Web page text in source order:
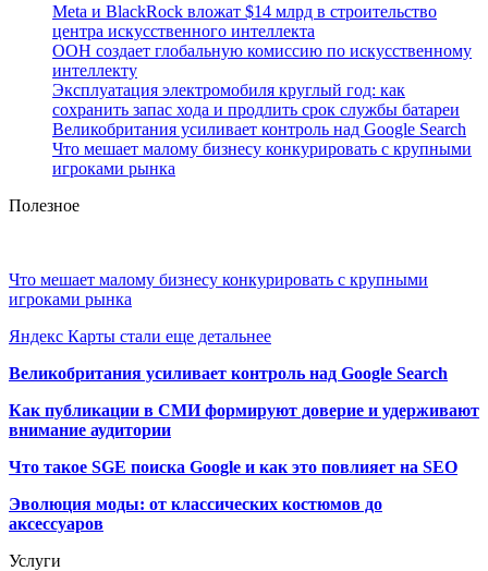
Meta и BlackRock вложат $14 млрд в строительство
центра искусственного интеллекта
ООН создает глобальную комиссию по искусственному
интеллекту
Эксплуатация электромобиля круглый год: как
сохранить запас хода и продлить срок службы батареи
Великобритания усиливает контроль над Google Search
Что мешает малому бизнесу конкурировать с крупными
игроками рынка
Полезное
Что мешает малому бизнесу конкурировать с крупными
игроками рынка
Яндекс Карты стали еще детальнее
Великобритания усиливает контроль над Google Search
Как публикации в СМИ формируют доверие и удерживают
внимание аудитории
Что такое SGE поиска Google и как это повлияет на SEO
Эволюция моды: от классических костюмов до
аксессуаров
Услуги